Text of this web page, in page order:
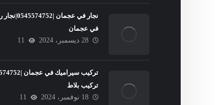
نجار في عجمان
في عجمان
28 ديسمبر، 2024
11
تركيب بلاط
18 نوفمبر، 2024
11